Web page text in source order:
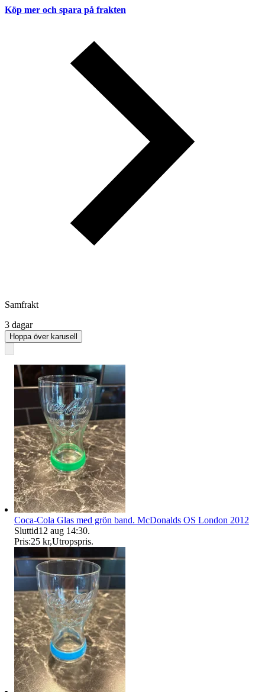
Köp mer och spara på frakten
Samfrakt
3 dagar
Hoppa över karusell
Coca-Cola Glas med grön band. McDonalds OS London 2012
Sluttid12 aug 14:30.
Pris:25 kr,Utropspris.